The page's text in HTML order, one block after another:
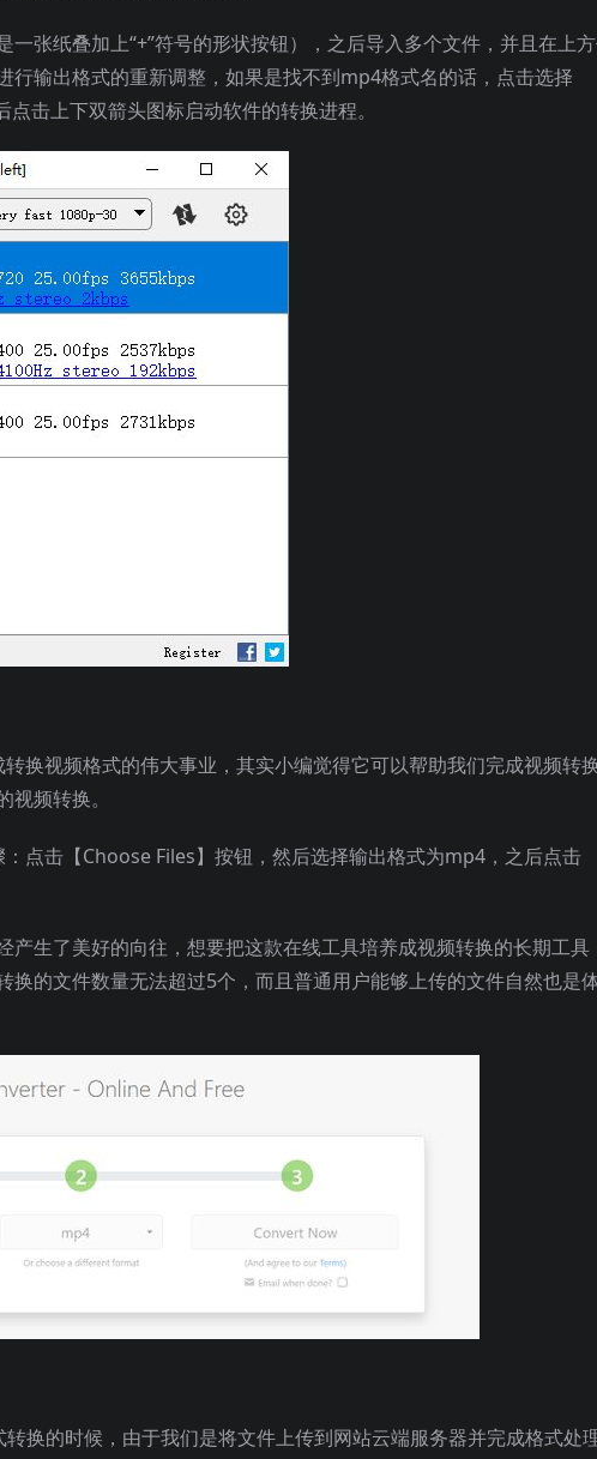
一张纸叠加上“+”符号的形状按钮），之后导入多个文件，并且在上
行输出格式的重新调整，如果是找不到mp4格式名的话，点击选择
击上下双箭头图标启动软件的转换进程。
换视频格式的伟大事业，其实小编觉得它可以帮助我们完成视频转
频转换。
点击【Choose Files】按钮，然后选择输出格式为mp4，之后点击
产生了美好的向往，想要把这款在线工具培养成视频转换的长期工具
换的文件数量无法超过5个，而且普通用户能够上传的文件自然也是
换的时候，由于我们是将文件上传到网站云端服务器并完成格式处